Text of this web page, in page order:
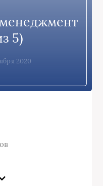
5)
2020